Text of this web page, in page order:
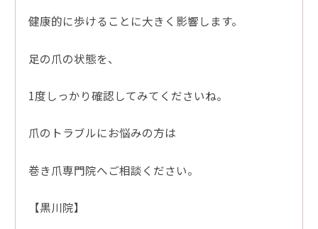
健康的に歩けることに大きく影響します。
足の爪の状態を、
1度しっかり確認してみてくださいね。
爪のトラブルにお悩みの方は
巻き爪専門院へご相談ください。
【黒川院】